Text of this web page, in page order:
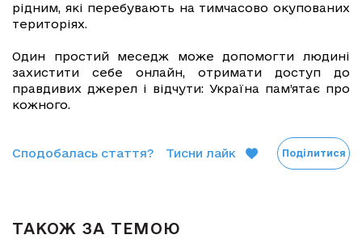
рідним, які перебувають на тимчасово окупованих
територіях.
Один простий меседж може допомогти людині
захистити себе онлайн, отримати доступ до
правдивих джерел і відчути: Україна пам’ятає про
кожного.
Сподобалась стаття? Тисни лайк Поділитися
ТАКОЖ ЗА ТЕМОЮ